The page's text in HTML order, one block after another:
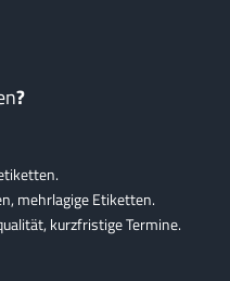
?
mehrlagige Etiketten.
kurzfristige Termine.